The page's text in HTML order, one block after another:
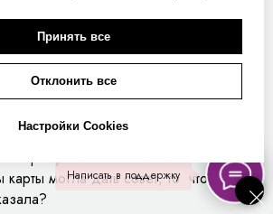
образ карты, что вас в ней
больше всего?
кем ассоциируются образы,
видите на карте?
может быть связано с вашим
требует моего внимания?
карты могла дать совет, то что
Принять все
Отклонить все
Настройки Cookies
Написать в поддержку